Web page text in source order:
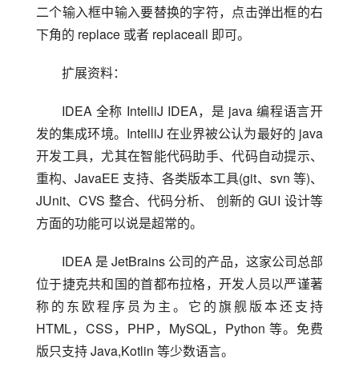
二个输入框中输入要替换的字符，点击弹出框的右
下角的 replace 或者 replaceall 即可。
扩展资料：
IDEA 全称 IntelliJ IDEA，是 java 编程语言开
发的集成环境。IntelliJ 在业界被公认为最好的 java
开发工具，尤其在智能代码助手、代码自动提示、
重构、JavaEE 支持、各类版本工具(git、svn 等)、
JUnit、CVS 整合、代码分析、 创新的 GUI 设计等
方面的功能可以说是超常的。
IDEA 是 JetBrains 公司的产品，这家公司总部
位于捷克共和国的首都布拉格，开发人员以严谨著
称的东欧程序员为主。它的旗舰版本还支持
HTML，CSS，PHP，MySQL，Python 等。免费
版只支持 Java,Kotlin 等少数语言。